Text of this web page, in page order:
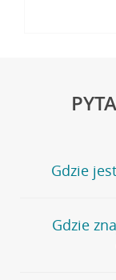
Gdzie
Jeśli szukasz
stronęPlacówki i
wygodna
Gdzie